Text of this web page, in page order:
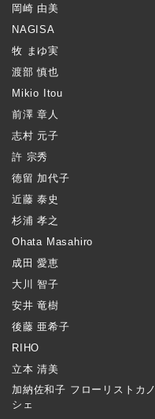
岡崎 由美
NAGISA
牧 まゆ実
渡部 慎也
Mikio Itou
前澤 章人
志村 元子
許 宗秀
徳留 加代子
近藤 泰史
杉浦 孝之
Ohata Masahiro
成田 愛恵
大川 智子
安井 竜樹
後藤 亜希子
RIHO
立本 清美
加納佐和子 フローリストカノ
シェ